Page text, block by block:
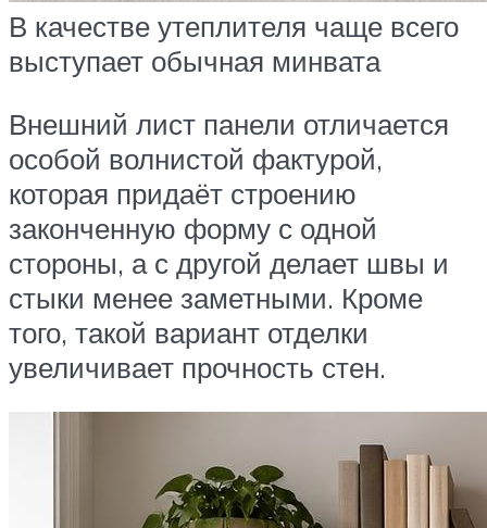
В качестве утеплителя чаще всего
выступает обычная минвата
Внешний лист панели отличается
особой волнистой фактурой,
которая придаёт строению
законченную форму с одной
стороны, а с другой делает швы и
стыки менее заметными. Кроме
того, такой вариант отделки
увеличивает прочность стен.